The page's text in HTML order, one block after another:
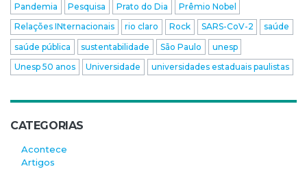
Pandemia
Pesquisa Prato do Dia
Prêmio Nobel
Relações INternacionais
rio claro Rock SARS-CoV-2
saúde
saúde pública
sustentabilidade São Paulo
unesp
Unesp 50 anos
Universidade universidades estaduais paulistas
CATEGORIAS
Acontece
Artigos